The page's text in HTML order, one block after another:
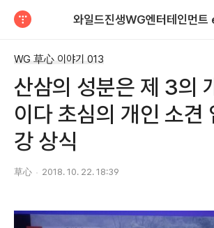
WG 草心 이야기 013
산삼의 성분은 제 3의
이다 초심의 개인 소견
강 상식
草心 2018. 10. 22. 18:39